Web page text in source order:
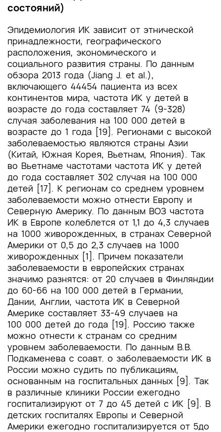
состояний)
Эпидемиология ИК зависит от этнической
принадлежности, географического
расположения, экономического и
социального развития страны. По данным
обзора 2013 года (Jiang J. еt al.),
включающего 44454 пациента из всех
континентов мира, частота ИК у детей в
возрасте до года составляет 74 (9-328)
случая заболевания на 100 000 детей в
возрасте до 1 года [19]. Регионами с высокой
заболеваемостью являются страны Азии
(Китай, Южная Корея, Вьетнам, Япония). Так
во Вьетнаме частотами частота ИК у детей
до года составляет 302 случая на 100 000
детей [17]. К регионам со среднем уровнем
заболеваемости можно отнести Европу и
Северную Америку. По данным ВОЗ частота
ИК в Европе колеблется от 1,1 до 4,3 случаев
на 1000 живорожденных, в странах Северной
Америки от 0,5 до 2,3 случаев на 1000
живорожденных [1]. Причем показатели
заболеваемости в европейских странах
значимо разнятся: от 20 случаев в Финляндии
до 60-66 на 100 000 детей в Германии,
Дании, Англии, частота ИК в Северной
Америке составляет 33-49 случаев на
100 000 детей до года [19]. Россию также
можно отнести к странам со средним
уровнем заболеваемости. По данным В.В.
Подкаменева с соавт. о заболеваемости ИК в
России можно судить по публикациям,
основанным на госпитальных данных [9]. Так
в различные клиники России ежегодно
госпитализируют от 7 до 45 детей с ИК [9]. В
детских госпиталях Европы и Северной
Америки ежегодно госпитализируется от 5до